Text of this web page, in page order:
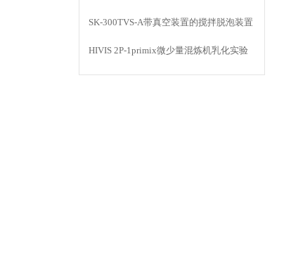
LINE MILL
SK-300TVS-A带真空装置的搅拌脱泡装置
HIVIS 2P-1primix微少量混炼机乳化实验